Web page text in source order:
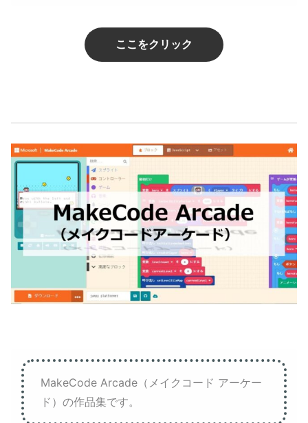
ここをクリック
MakeCode Arcade（メイクコード アーケー
ド）の作品集です。